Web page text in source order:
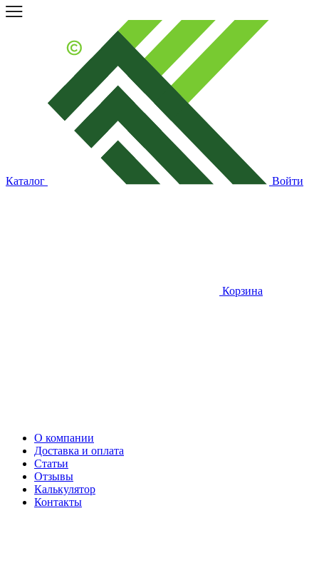
Каталог Войти
Корзина
О компании
Доставка и оплата
Статьи
Отзывы
Калькулятор
Контакты